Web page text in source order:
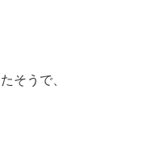
そうで、